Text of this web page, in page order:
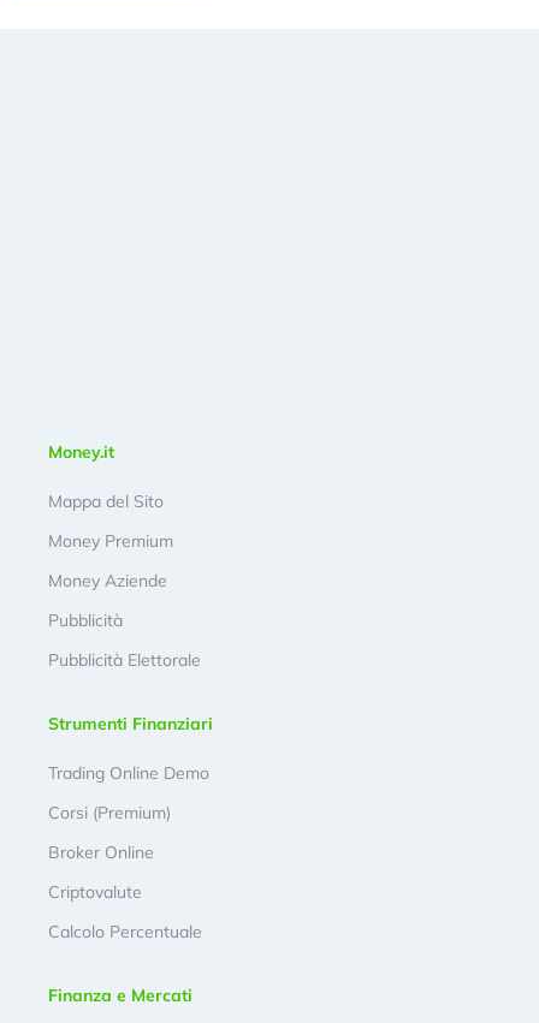
Money.it
Mappa del Sito
Money Premium
Money Aziende
Pubblicità
Pubblicità Elettorale
Strumenti Finanziari
Trading Online Demo
Corsi (Premium)
Broker Online
Criptovalute
Calcolo Percentuale
Finanza e Mercati